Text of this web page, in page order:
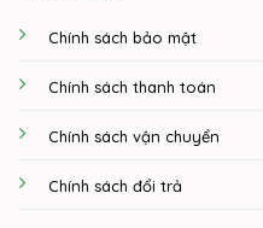
Chính sách bảo mật
Chính sách thanh toán
Chính sách vận chuyển
Chính sách đổi trả